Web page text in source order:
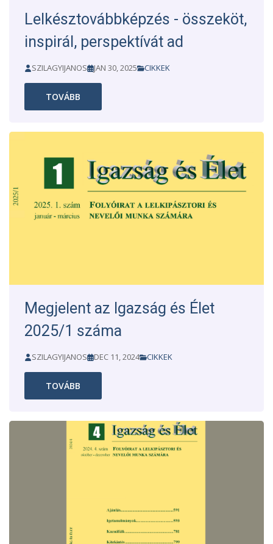
Lelkésztovábbképzés - összeköt,
inspirál, perspektívát ad
SZILAGYIJANOS JAN 30, 2025 CIKKEK
TOVÁBB
Megjelent az Igazság és Élet
2025/1 száma
SZILAGYIJANOS DEC 11, 2024 CIKKEK
TOVÁBB